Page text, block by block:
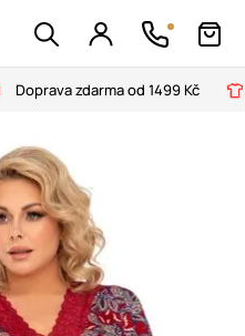
Doprava zdarma od 1499 Kč